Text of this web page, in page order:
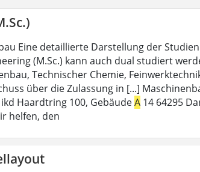
Eine detaillierte Darstellung der
(M.Sc.) kann auch dual studiert
Technischer Chemie,
über die Zulassung in [...]
Haardtring 100, GebäudeA 14 64295
helfen, den